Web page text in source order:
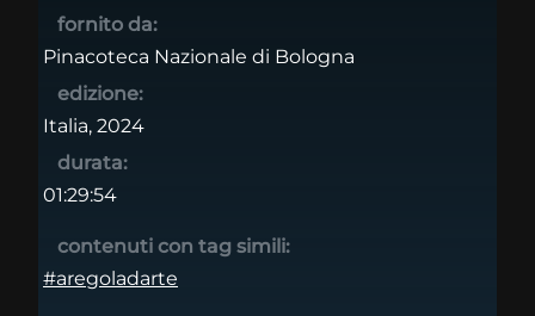
fornito da:
Pinacoteca Nazionale di Bologna
edizione:
Italia, 2024
durata:
01:29:54
contenuti con tag simili:
#aregoladarte